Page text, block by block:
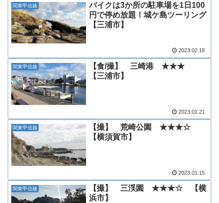
関東甲信越
バイクは3か所の駐車場を1日100
円で停め放題！城ケ島ツーリング
【三浦市】
2023.02.18
関東甲信越
【食/撮】 三崎港 ★★★
【三浦市】
2023.01.21
関東甲信越
【撮】 荒崎公園 ★★★☆
【横須賀市】
2023.01.15
関東甲信越
【撮】 三渓園 ★★★☆ 【横
浜市】